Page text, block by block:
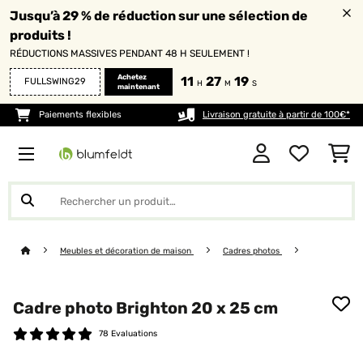
Jusqu’à 29 % de réduction sur une sélection de
produits !
RÉDUCTIONS MASSIVES PENDANT 48 H SEULEMENT !
FULLSWING29
Achetez
maintenant
11 H 27 M 19 S
Paiements flexibles Livraison gratuite à partir de 100€*
Meubles et décoration de maison Cadres photos
Cadre photo Brighton 20 x 25 cm
78 Evaluations